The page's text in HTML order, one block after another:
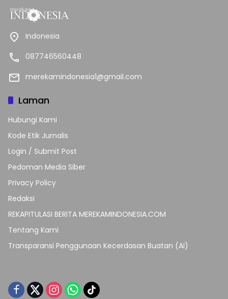
Indonesia
087746560448
merekamindonesia1@gmail.com
Laman
Hubungi Kami
Kode Etik Jurnalis
Login / Submit Post
Pedoman Media Siber
Privacy Policy
Redaksi
REKAPITULASI BERITA MEREKAMINDONESIA.COM
Tentang Kami
Transparansi Penggunaan Kecerdasan Buatan (AI)